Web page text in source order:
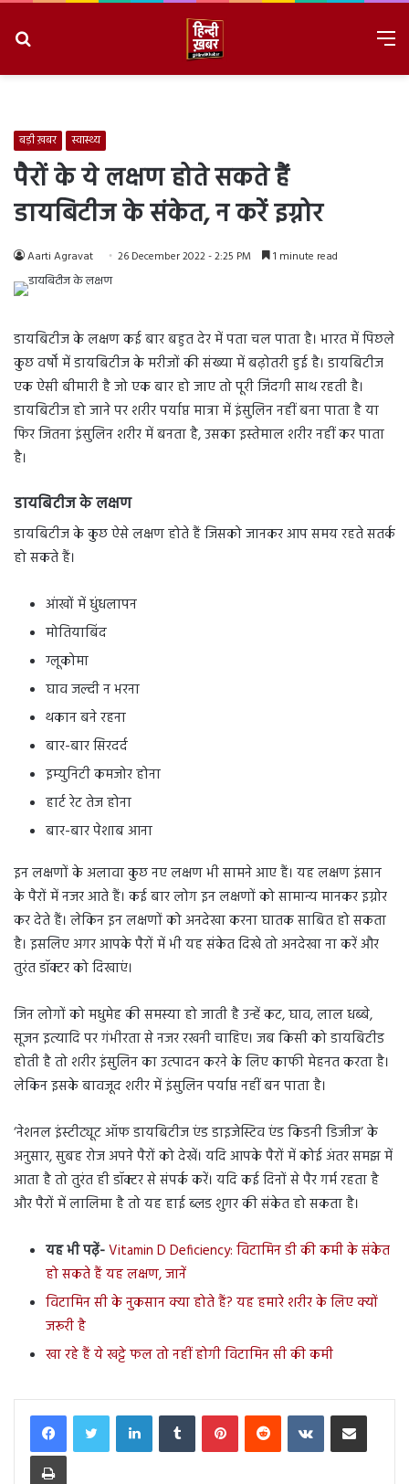
बड़ी ख़बर स्वास्थ्य
पैरों के ये लक्षण होते सकते हैं
डायबिटीज के संकेत, न करें इग्नोर
Aarti Agravat 26 December 2022 - 2:25 PM 1 minute read
डायबिटीज के लक्षण कई बार बहुत देर में पता चल पाता है। भारत में पिछले
कुछ वर्षों में डायबिटीज के मरीजों की संख्या में बढ़ोतरी हुई है। डायबिटीज
एक ऐसी बीमारी है जो एक बार हो जाए तो पूरी जिंदगी साथ रहती है।
डायबिटीज हो जाने पर शरीर पर्याप्त मात्रा में इंसुलिन नहीं बना पाता है या
फिर जितना इंसुलिन शरीर में बनता है, उसका इस्तेमाल शरीर नहीं कर पाता
है।
डायबिटीज के लक्षण
डायबिटीज के कुछ ऐसे लक्षण होते हैं जिसको जानकर आप समय रहते सतर्क
हो सकते हैं।
आंखों में धुंधलापन
मोतियाबिंद
ग्लूकोमा
घाव जल्दी न भरना
थकान बने रहना
बार-बार सिरदर्द
इम्युनिटी कमजोर होना
हार्ट रेट तेज होना
बार-बार पेशाब आना
इन लक्षणों के अलावा कुछ नए लक्षण भी सामने आए हैं। यह लक्षण इंसान
के पैरों में नजर आते हैं। कई बार लोग इन लक्षणों को सामान्य मानकर इग्नोर
कर देते हैं। लेकिन इन लक्षणों को अनदेखा करना घातक साबित हो सकता
है। इसलिए अगर आपके पैरों में भी यह संकेत दिखे तो अनदेखा ना करें और
तुरंत डॉक्टर को दिखाएं।
जिन लोगों को मधुमेह की समस्या हो जाती है उन्हें कट, घाव, लाल धब्बे,
सूजन इत्यादि पर गंभीरता से नजर रखनी चाहिए। जब किसी को डायबिटीड
होती है तो शरीर इंसुलिन का उत्पादन करने के लिए काफी मेहनत करता है।
लेकिन इसके बावजूद शरीर में इंसुलिन पर्याप्त नहीं बन पाता है।
‘नेशनल इंस्टीट्यूट ऑफ डायबिटीज एंड डाइजेस्टिव एंड किडनी डिजीज’ के
अनुसार, सुबह रोज अपने पैरों को देखें। यदि आपके पैरों में कोई अंतर समझ में
आता है तो तुरंत ही डॉक्टर से संपर्क करें। यदि कई दिनों से पैर गर्म रहता है
और पैरों में लालिमा है तो यह हाई ब्लड शुगर की संकेत हो सकता है।
यह भी पढ़ें-Vitamin D Deficiency: विटामिन डी की कमी के संकेत
हो सकते हैं यह लक्षण, जानें
विटामिन सी के नुकसान क्या होते हैं? यह हमारे शरीर के लिए क्यों
जरूरी है
खा रहे हैं ये खट्टे फल तो नहीं होगी विटामिन सी की कमी
LinkedInTumblr PinterestReddit VKontakteShare via Email
Print